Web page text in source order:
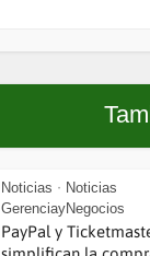
Noticias • Noticias
GerenciayNegocios
PayPal y